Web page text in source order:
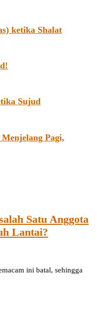
ketika Shalat
Sujud
Pagi,
Satu Anggota
Lantai?
ini batal, sehingga